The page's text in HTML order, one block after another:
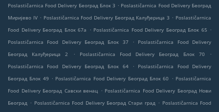
Poslastičarnica Food Delivery Београд Блок 3 . Poslastičarnica Food Delivery Београд
Миријево IV . Poslastičarnica Food Delivery Београд Калуђерица 3 . Poslastičarnica
Food Delivery Београд Блок 67а
. Poslastičarnica Food Delivery Београд Блок 65 .
Poslastičarnica Food Delivery Београд Блок 37
.
Poslastičarnica Food Delivery
Београд Калуђерица 2
. Poslastičarnica Food Delivery Београд Блок 70
.
Poslastičarnica Food Delivery Београд Блок 64
.
Poslastičarnica Food Delivery
Београд Блок 49 . Poslastičarnica Food Delivery Београд Блок 60 . Poslastičarnica
Food Delivery Београд Савски венац . Poslastičarnica Food Delivery Београд Нови
Београд . Poslastičarnica Food Delivery Београд Стари град . Poslastičarnica Food